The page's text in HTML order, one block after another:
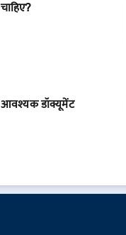
आवश्यक डॉक्यूमेंट